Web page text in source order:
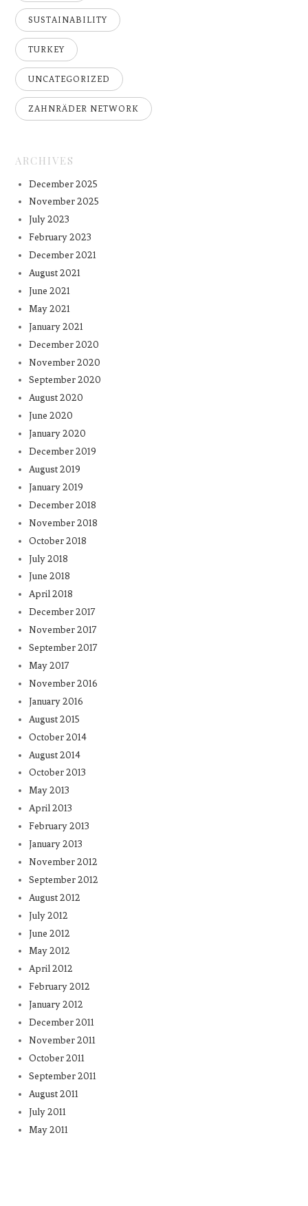
SUSTAINABILITY
TURKEY
UNCATEGORIZED
ZAHNRÄDER NETWORK
ARCHIVES
December 2025
November 2025
July 2023
February 2023
December 2021
August 2021
June 2021
May 2021
January 2021
December 2020
November 2020
September 2020
August 2020
June 2020
January 2020
December 2019
August 2019
January 2019
December 2018
November 2018
October 2018
July 2018
June 2018
April 2018
December 2017
November 2017
September 2017
May 2017
November 2016
January 2016
August 2015
October 2014
August 2014
October 2013
May 2013
April 2013
February 2013
January 2013
November 2012
September 2012
August 2012
July 2012
June 2012
May 2012
April 2012
February 2012
January 2012
December 2011
November 2011
October 2011
September 2011
August 2011
July 2011
May 2011